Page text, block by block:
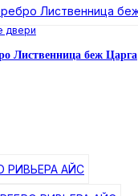
двери
Лиственница беж Царга